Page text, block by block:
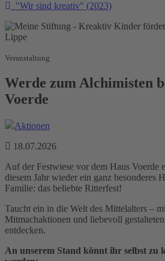
"Wir sind kreativ" (2023)
Veranstaltung
Werde zum Alchimisten
Voerde
Aktionen
18.07.2026
Auf der Festwiese vor dem Haus Voerde
diesem Jahr wieder ein ganz besonderes
Familie: das beliebte Ritterfest!
Taucht ein in die Welt des Mittelalters –
Mitmachaktionen und liebevoll
entdecken.
An unserem Stand könnt ihr selbst zu